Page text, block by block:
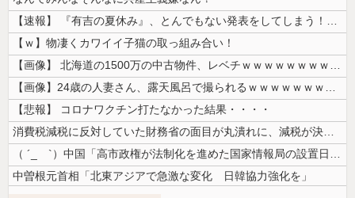
【速報】 『有吉の夏休み』、とんでもない発表をしてしまう！！！！！
【ｗ】物凄くカワイイ子猫の取っ組み合い！
【画像】 北海道の1500万の中古物件、レベチｗｗｗｗｗｗｗｗｗｗｗｗ...
【画像】24歳の人妻さん、露天風呂で撮られるｗｗｗｗｗｗｗｗｗｗｗｗ...
【悲報】 コロナワクチン打たなかった結果・・・・
消費税減税に反対していた財務省の面目が丸潰れに、減税が決まった途端に市...
（ ´_ゝ`）中国「高市政権が法制化を進めた国家情報局の設置日が7月3...
中曽根元首相「北東アジアで急激な変化 日韓協力強化を」